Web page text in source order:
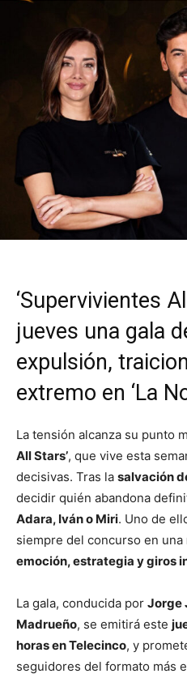
‘Supervivientes
jueves una gala
expulsión,
extremo en ‘La
La tensión alcanza su punto
All Stars’, que vive esta
decisivas. Tras la salvación
decidir quién abandona
Adara, Iván o Miri. Uno de
siempre del concurso en una
emoción, estrategia y giros
La gala, conducida por Jorge
Madrueño, se emitirá este
horas en Telecinco, y
seguidores del formato más